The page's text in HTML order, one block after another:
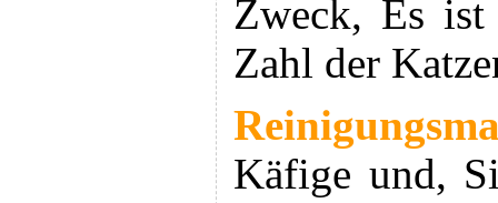
Zweck, Es ist
Zahl der
Käfige und,